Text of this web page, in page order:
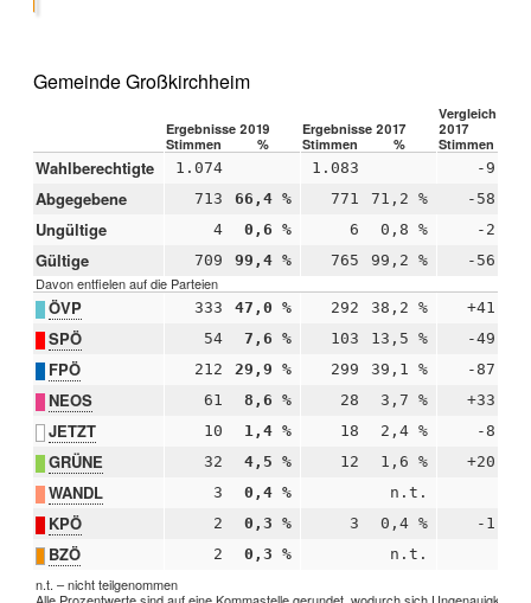
Gemeinde Großkirchheim
Ergebnisse 2019 Ergebnisse 2017
Vergleich
2017
Stimmen
% Stimmen % Stimmen
Wahlberechtigte 1.074 1.083 -9
Abgegebene 713 66,4 % 771 71,2 % -58
Ungültige 4 0,6 % 6 0,8 % -2
Gültige 709 99,4 % 765 99,2 % -56
Davon entfielen auf die Parteien
ÖVP 333 47,0 % 292 38,2 % +41
SPÖ 54 7,6 % 103 13,5 % -49
FPÖ 212 29,9 % 299 39,1 % -87
NEOS 61 8,6 % 28 3,7 % +33
JETZT 10 1,4 % 18 2,4 % -8
GRÜNE 32 4,5 % 12 1,6 % +20
WANDL 3 0,4 % n.t.
KPÖ 2 0,3 % 3 0,4 % -1
BZÖ 2 0,3 % n.t.
n.t. – nicht teilgenommen